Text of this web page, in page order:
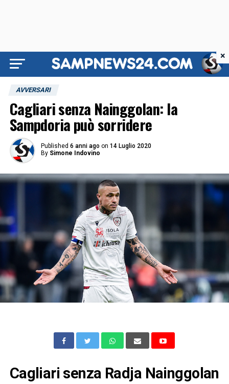
AVVERSARI
Cagliari senza Nainggolan: la
Sampdoria può sorridere
Published 6 anni ago on 14 Luglio 2020
By Simone Indovino
Cagliari senza Radja Nainggolan
×